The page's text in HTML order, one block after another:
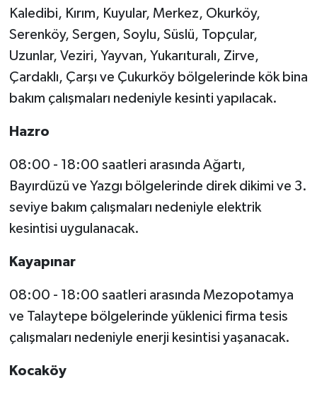
Kaledibi, Kırım, Kuyular, Merkez, Okurköy,
Serenköy, Sergen, Soylu, Süslü, Topçular,
Uzunlar, Veziri, Yayvan, Yukarıturalı, Zirve,
Çardaklı, Çarşı ve Çukurköy bölgelerinde kök bina
bakım çalışmaları nedeniyle kesinti yapılacak.
Hazro
08:00 - 18:00 saatleri arasında Ağartı,
Bayırdüzü ve Yazgı bölgelerinde direk dikimi ve 3.
seviye bakım çalışmaları nedeniyle elektrik
kesintisi uygulanacak.
Kayapınar
08:00 - 18:00 saatleri arasında Mezopotamya
ve Talaytepe bölgelerinde yüklenici firma tesis
çalışmaları nedeniyle enerji kesintisi yaşanacak.
Kocaköy